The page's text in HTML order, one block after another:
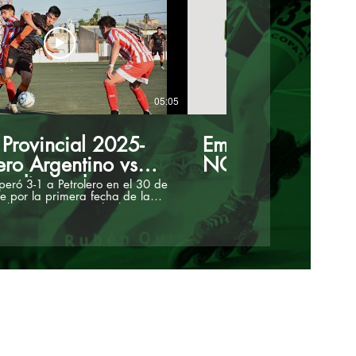
05:05
2025-
Argentino vs
de
3-1 a Petrolero en el 30 de
por la primera fecha de la
la Copa Provincial. el equipo
Gustavo Coronel se impuso
de Villa, Vergara, y Martín,
transitoriamente Alexis
Emisión en
NQN Deportivo